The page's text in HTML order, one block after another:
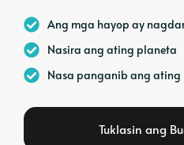
Ang mga hayop ay
Nasira ang ating planeta
Nasa panganib ang ating
Tuklasin ang